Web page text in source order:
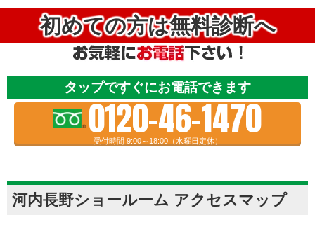
初めての方は無料診断へ
タップですぐにお電話できます
0120-46-1470
受付時間 9:00～18:00（水曜日定休）
河内長野ショールーム アクセスマップ